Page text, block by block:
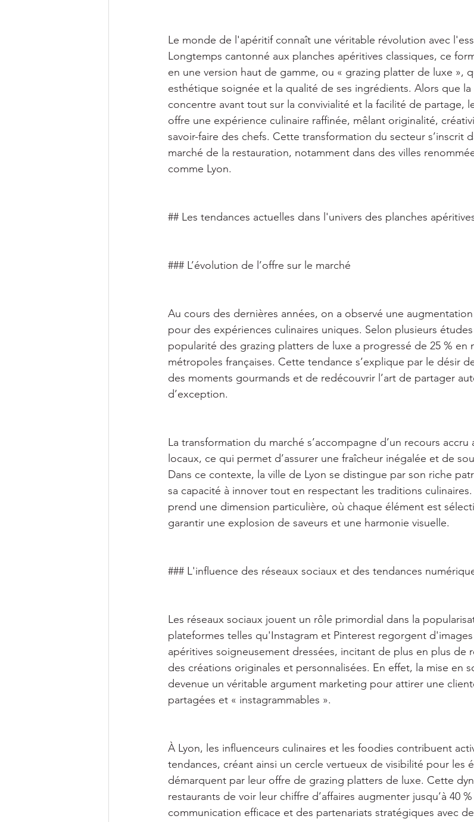
Le monde de l'apéritif connaît une véritable révolution avec
Longtemps cantonné aux planches apéritives classiques, ce
en une version haut de gamme, ou « grazing platter de luxe »,
esthétique soignée et la qualité de ses ingrédients. Alors que
concentre avant tout sur la convivialité et la facilité de partage,
offre une expérience culinaire raffinée, mêlant originalité,
savoir-faire des chefs. Cette transformation du secteur s’inscrit
marché de la restauration, notamment dans des villes
comme Lyon.
## Les tendances actuelles dans l'univers des planches
### L’évolution de l’offre sur le marché
Au cours des dernières années, on a observé une
pour des expériences culinaires uniques. Selon plusieurs
popularité des grazing platters de luxe a progressé de 25 % en
métropoles françaises. Cette tendance s’explique par le désir
des moments gourmands et de redécouvrir l’art de partager
d’exception.
La transformation du marché s’accompagne d’un recours
locaux, ce qui permet d’assurer une fraîcheur inégalée et de
Dans ce contexte, la ville de Lyon se distingue par son riche
sa capacité à innover tout en respectant les traditions
prend une dimension particulière, où chaque élément est
garantir une explosion de saveurs et une harmonie visuelle.
### L'influence des réseaux sociaux et des tendances
Les réseaux sociaux jouent un rôle primordial dans la
plateformes telles qu'Instagram et Pinterest regorgent
apéritives soigneusement dressées, incitant de plus en plus de
des créations originales et personnalisées. En effet, la mise en
devenue un véritable argument marketing pour attirer une
partagées et « instagrammables ».
À Lyon, les influenceurs culinaires et les foodies contribuent
tendances, créant ainsi un cercle vertueux de visibilité pour les
démarquent par leur offre de grazing platters de luxe. Cette
restaurants de voir leur chiffre d’affaires augmenter jusqu’à 40
communication efficace et des partenariats stratégiques avec